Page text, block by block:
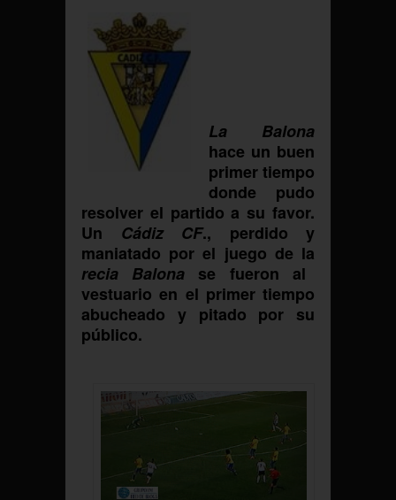
La Balona
hace un buen
primer tiempo
donde pudo
resolver el partido a su favor.
Un CádizCF., perdido y
maniatado por el juego de la
recia Balona se fueron al
vestuario en el primer tiempo
abucheado y pitado por su
público.